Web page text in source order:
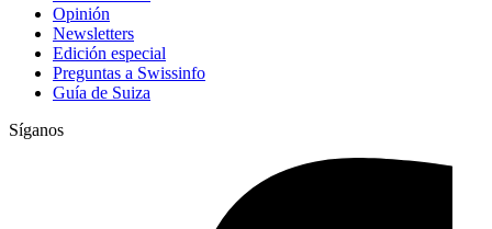
Opinión
Newsletters
Edición especial
Preguntas a Swissinfo
Guía de Suiza
Síganos